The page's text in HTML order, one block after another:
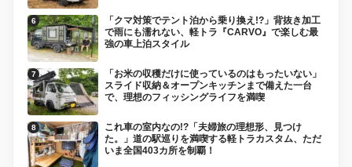
「クマ対策でテント泊から乗り換え!?」背抜き加工
で雨にも濡れない、軽トラ『CARVO』で楽しむ最
強の車上泊スタイル
「お米の収穫だけに使っているのはもったいない」
スライド収納＆オープンキッチンまで備えた一台
で、理想のフィッシングライフを満喫
これ車の室内なの!?「夫婦旅の理想形、見つけ
た。」道の駅巡りを満喫する軽トラカスタム、ただ
いま全国403カ所を制覇！